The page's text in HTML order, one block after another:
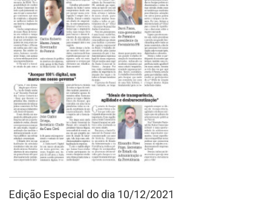
Edição Especial do dia 10/12/2021